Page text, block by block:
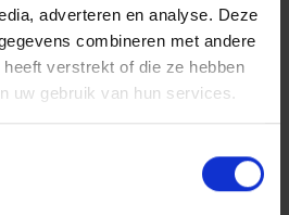
adverteren en analyse. Deze
combineren met andere
verstrekt of die ze hebben
uw gebruik van hun services.
De renovatie omvatte
van het oude kantoorgebouw
enkel de vloeren,
kern behouden bleven. Een
tot een eigentijds